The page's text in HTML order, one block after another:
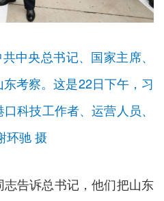
中央总书记、国家主席、
考察。这是22日下午，习
科技工作者、运营人员、
环驰 摄
告诉总书记，他们把山东